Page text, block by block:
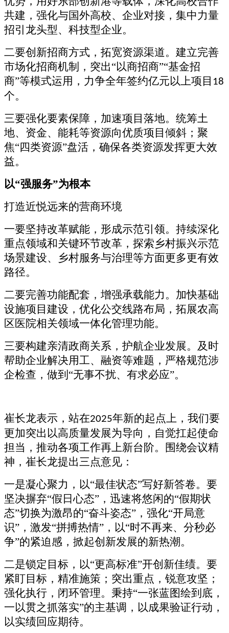
共建，强化与国外高校、企业对接，集中力量
招引龙头型、科技型企业。
二要创新招商方式，拓宽资源渠道。建立完善
市场化招商机制，突出“以商招商”“基金招
商”等模式运用，力争全年签约亿元以上项目 18
个。
三要强化要素保障，加速项目落地。统筹土
地、资金、能耗等资源向优质项目倾斜；聚
焦“四类资源”盘活，确保各类资源发挥更大效
益。
以“强服务”为根本
打造近悦远来的营商环境
一要坚持改革赋能，形成示范引领。持续深化
重点领域和关键环节改革，探索乡村振兴示范
场景建设、乡村服务与治理等方面更多更有效
路径。
二要完善功能配套，增强承载能力。加快基础
设施项目建设，优化公交线路布局，拓展农高
区医院相关领域一体化管理功能。
三要构建亲清政商关系，护航企业发展。及时
帮助企业解决用工、融资等难题，严格规范涉
企检查，做到 “无事不扰、有求必应”。
崔长龙表示，站在2025年新的起点上，我们要
更加突出以高质量发展为导向，自觉扛起使命
担当，推动各项工作再上新台阶。围绕会议精
神，崔长龙提出三点意见：
一是凝心聚力，以“最佳状态”写好新答卷。要
坚决摒弃“假日心态”，迅速将悠闲的“假期状
态”切换为激昂的“奋斗姿态”，强化“开局意
识”，激发“拼搏热情”，以“时不再来、分秒必
争”的紧迫感，掀起创新发展的新热潮。
二是锁定目标，以“更高标准”开创新佳绩。要
紧盯目标，精准施策；突出重点，锐意攻坚；
强化执行，闭环管理。秉持“一张蓝图绘到底，
一以贯之抓落实”的主基调，以成果验证行动，
以实绩回应期待。